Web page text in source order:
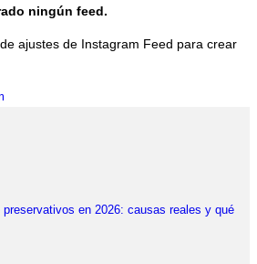
ningún feed.
ajustes de Instagram Feed para crear
en 2026: causas reales y qué